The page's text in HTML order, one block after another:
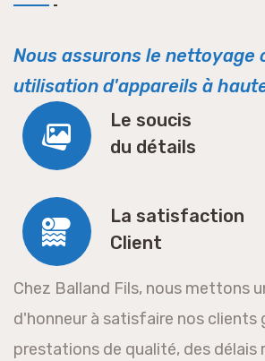
Nous assurons le nettoyage
utilisation d'appareils à
Le soucis
du détails
La satisfaction
Client
Chez Balland Fils, nous mettons
d'honneur à satisfaire nos clients
prestations de qualité, des délais